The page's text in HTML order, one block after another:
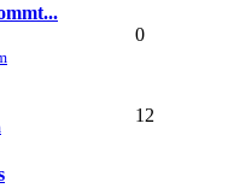
0
12